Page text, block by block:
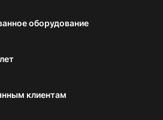
оборудование
клиентам